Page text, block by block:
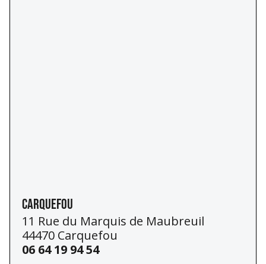
Carquefou
11 Rue du Marquis de Maubreuil
44470 Carquefou
06 64 19 94 54